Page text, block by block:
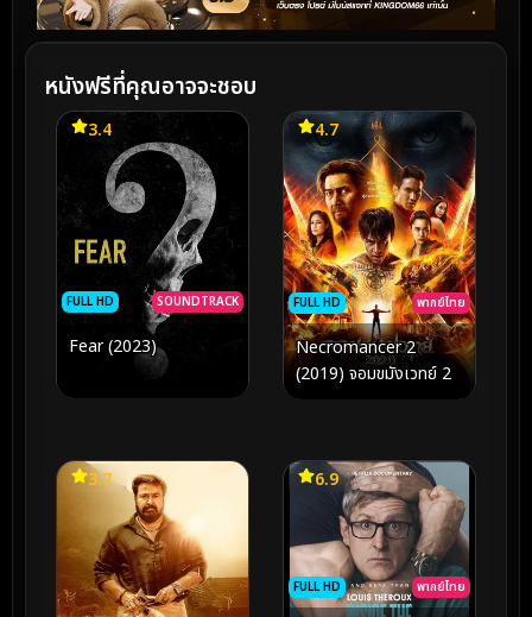
หนังฟรีที่คุณอาจจะชอบ
FULL HD SOUNDTRACK
3.4
Fear (2023)
FULL HD พากย์ไทย
4.7
Necromancer 2
(2019) จอมขมังเวทย์ 2
3.7
FULL HD พากย์ไทย
6.9